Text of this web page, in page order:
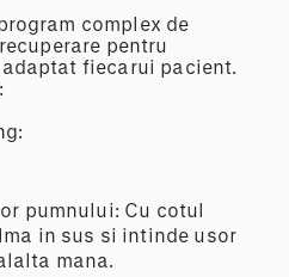
complex de
pentru
fiecarui pacient.
pumnului: Cu cotul
in sus si intinde usor
mana.